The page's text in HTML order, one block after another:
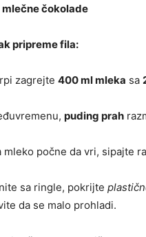
mlečne čokolade
pripreme fila:
zagrejte 400 ml mleka sa
puding prah
mleko počne da vri, sipajte
sa ringle, pokrijte
da se malo prohladi.